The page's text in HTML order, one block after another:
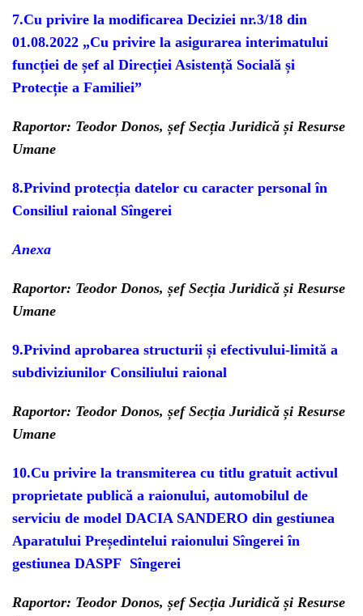
7.Cu privire la modificarea Deciziei nr.3/18 din
01.08.2022 „Cu privire la asigurarea interimatului
funcției de șef al Direcției Asistență Socială și
Protecție a Familiei”
Raportor: Teodor Donos, șef Secția Juridică și Resurse
Umane
8.Privind protecția datelor cu caracter personal în
Consiliul raional Sîngerei
Anexa
Raportor: Teodor Donos, șef Secția Juridică și Resurse
Umane
9.Privind aprobarea structurii și efectivului-limită a
subdiviziunilor Consiliului raional
Raportor: Teodor Donos, șef Secția Juridică și Resurse
Umane
10.Cu privire la transmiterea cu titlu gratuit activul
proprietate publică a raionului, automobilul de
serviciu de model DACIA SANDERO din gestiunea
Aparatului Președintelui raionului Sîngerei în
gestiunea DASPF Sîngerei
Raportor: Teodor Donos, șef Secția Juridică și Resurse